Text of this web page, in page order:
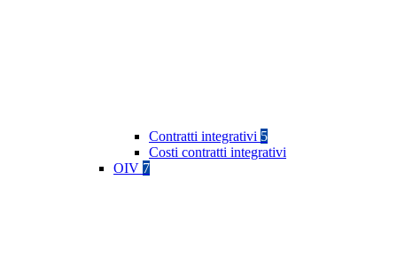
Contratti integrativi 5
Costi contratti integrativi
OIV 7